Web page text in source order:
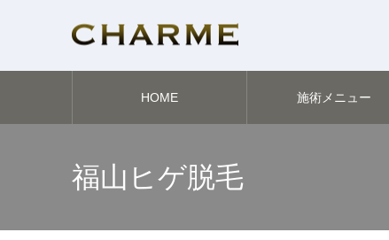
HOME 施術メニュー
福山ヒゲ脱毛